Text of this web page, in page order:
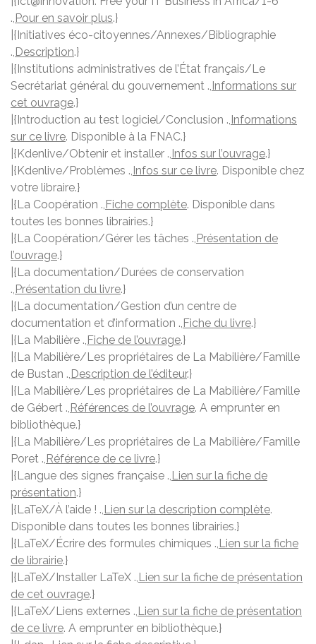
., Pour en savoir plus.}
|{Initiatives éco-citoyennes/Annexes/Bibliographie
., Description.}
|{Institutions administratives de l’État français/Le
Secrétariat général du gouvernement ., Informations sur
cet ouvrage.}
|{Introduction au test logiciel/Conclusion ., Informations
sur ce livre. Disponible à la FNAC.}
|{Kdenlive/Obtenir et installer ., Infos sur l’ouvrage.}
|{Kdenlive/Problèmes ., Infos sur ce livre. Disponible chez
votre libraire.}
|{La Coopération ., Fiche complète. Disponible dans
toutes les bonnes librairies.}
|{La Coopération/Gérer les tâches ., Présentation de
l’ouvrage.}
|{La documentation/Durées de conservation
., Présentation du livre.}
|{La documentation/Gestion d’un centre de
documentation et d’information ., Fiche du livre.}
|{La Mabilière ., Fiche de l’ouvrage.}
|{La Mabilière/Les propriétaires de La Mabilière/Famille
de Bustan ., Description de l’éditeur.}
|{La Mabilière/Les propriétaires de La Mabilière/Famille
de Gébert ., Références de l’ouvrage. A emprunter en
bibliothèque.}
|{La Mabilière/Les propriétaires de La Mabilière/Famille
Poret ., Référence de ce livre.}
|{Langue des signes française ., Lien sur la fiche de
présentation.}
|{LaTeX/À l’aide ! ., Lien sur la description complète.
Disponible dans toutes les bonnes librairies.}
|{LaTeX/Écrire des formules chimiques ., Lien sur la fiche
de librairie.}
|{LaTeX/Installer LaTeX ., Lien sur la fiche de présentation
de cet ouvrage.}
|{LaTeX/Liens externes ., Lien sur la fiche de présentation
de ce livre. A emprunter en bibliothèque.}